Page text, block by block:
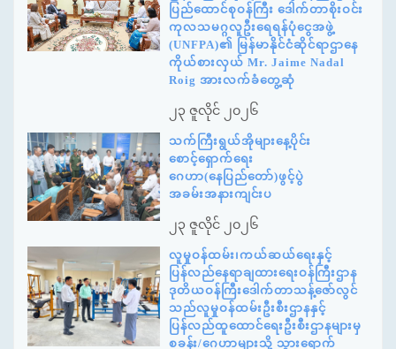
ပြည်ထောင်စုဝန်ကြီး ဒေါက်တာစိုးဝင်း
ကုလသမဂ္ဂလူဦးရေရန်ပုံငွေအဖွဲ့
(UNFPA)၏ မြန်မာနိုင်ငံဆိုင်ရာဌာနေ
ကိုယ်စားလှယ် Mr. Jaime Nadal
Roig အားလက်ခံတွေ့ဆုံ
၂၃ ဇူလိုင် ၂၀၂၆
သက်ကြီးရွယ်အိုများနေ့ပိုင်း
စောင့်ရှောက်ရေး
ဂေဟာ(နေပြည်တော်)ဖွင့်ပွဲ
အခမ်းအနားကျင်းပ
၂၃ ဇူလိုင် ၂၀၂၆
လူမှုဝန်ထမ်း၊ကယ်ဆယ်ရေးနှင့်
ပြန်လည်နေရာချထားရေးဝန်ကြီးဌာန
ဒုတိယဝန်ကြီးဒေါက်တာသန့်ဇော်လွင်
သည်လူမှုဝန်ထမ်းဦးစီးဌာနနှင့်
ပြန်လည်ထူထောင်ရေးဦးစီးဌာနများမှ
စခန်း/ဂေဟာများသို့ သွားရောက်